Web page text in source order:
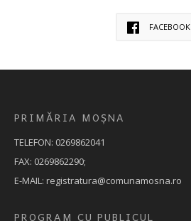
FACEBOOK
PRIMĂRIA MOȘNA
TELEFON: 0269862041
FAX: 0269862290;
E-MAIL: registratura@comunamosna.ro
PROGRAM CU PUBLICUL